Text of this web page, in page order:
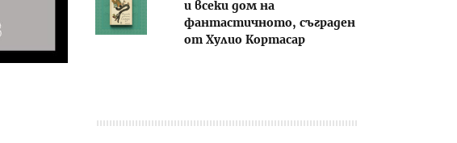
и всеки дом на
фантастичното, съграден
от Хулио Кортасар